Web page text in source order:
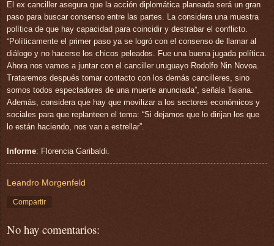
El ex canciller asegura que la acción diplomática planeada será un gran
paso para buscar consenso entre las partes. La considera una muestra
política de que hay capacidad para coincidir y destrabar el conflicto.
“Políticamente el primer paso ya se logró con el consenso de llamar al
diálogo y no hacerse los chicos peleados. Fue una buena jugada política.
Ahora nos vamos a juntar con el canciller uruguayo Rodolfo Nin Novoa.
Trataremos después tomar contacto con los demás cancilleres, sino
somos todos espectadores de una muerte anunciada”, señala Taiana.
Además, considera que hay que movilizar a los sectores económicos y
sociales para que replanteen el tema: “Si dejamos que lo dirijan los que
lo están haciendo, nos van a estrellar”.
Informe: Florencia Garibaldi.
Leandro Morgenfeld
Compartir
No hay comentarios: